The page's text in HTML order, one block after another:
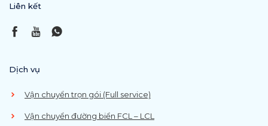
Liên kết
Dịch vụ
Vận chuyển trọn gói (Full service)
Vận chuyển đường biển FCL – LCL